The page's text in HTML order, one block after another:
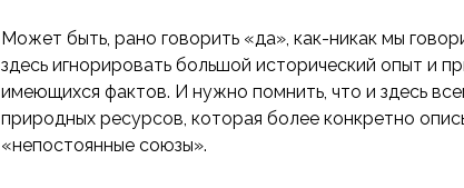
Может быть, рано говорить «да», как-никак мы
здесь игнорировать большой исторический опыт и
имеющихся фактов. И нужно помнить, что и здесь
природных ресурсов, которая более конкретно
«непостоянные союзы».